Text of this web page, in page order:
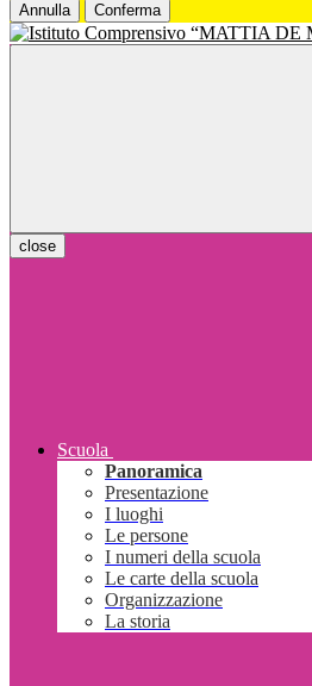
Annulla Conferma
close
Scuola
Panoramica
Presentazione
I luoghi
Le persone
I numeri della scuola
Le carte della scuola
Organizzazione
La storia